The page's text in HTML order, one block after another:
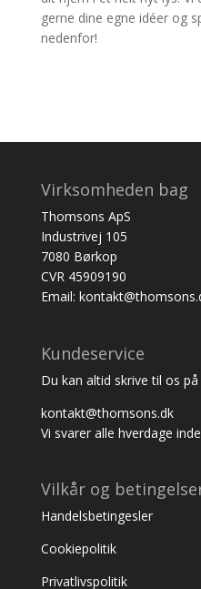
gerne dine egne idéer og
nedenfor!
Virksomheden bag
Thomsons ApS
Industrivej 105
7080 Børkop
CVR 45909190
Email:
Kundeservice
Du kan altid skrive til os på
kontakt@thomsons.dk
Vi svarer alle hverdage
Vilkår og
Handelsbetingesler
Cookiepolitik
Privatlivspolitik